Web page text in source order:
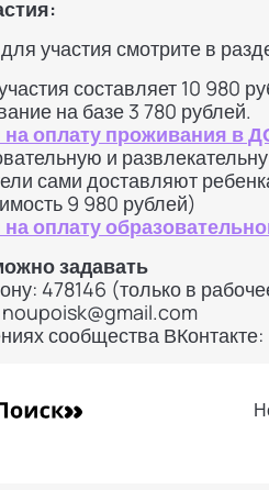
участия смотрите в
составляет 10 980
на базе 3 780 рублей.
на оплату проживания в
и
сами доставляют
9 980 рублей)
на оплату
задавать
478146 (только в
noupoisk@gmail.com
сообщества